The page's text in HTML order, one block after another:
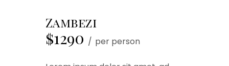
Zambezi
$1290 per person